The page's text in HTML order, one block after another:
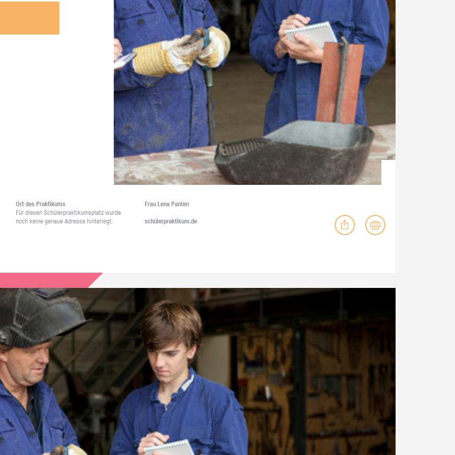
Unternehmen lohnt, wie man sich
vorbereitet und wie ein Vorab-Anruf
auf dich neugierig machst.
deinem Schülerpraktikum und die
Polizei-Ausbildung schon heute in
virtueller Realität!
Ort des Prak­ti­kums
Für die­sen Schü­ler­prak­ti­kums­platz wurde
noch keine ge­naue Adres­se hin­ter­legt.
Frau Lena Pan­ten
schü­ler­prak­ti­kum.de